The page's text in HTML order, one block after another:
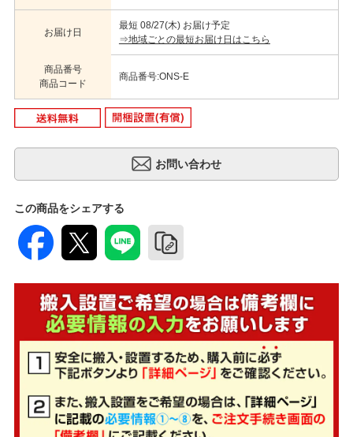
お届け日
最短 08/27(木) お届け予定
⇒地域ごとの最短お届け日はこちら
商品番号
商品コード
商品番号:ONS-E
この商品をシェアする